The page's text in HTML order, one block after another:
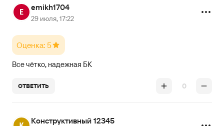
emikh1704
29 июля, 17:22
Оценка: 5
Все чётко, надежная БК
ОТВЕТИТЬ 0
Конструктивный 12345